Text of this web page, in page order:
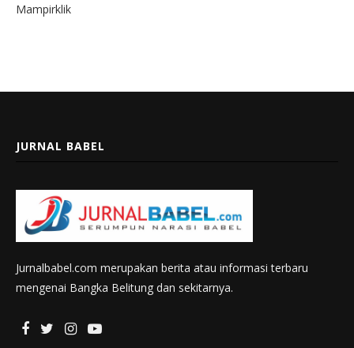
Mampirklik
JURNAL BABEL
Jurnalbabel.com merupakan berita atau informasi terbaru
mengenai Bangka Belitung dan sekitarnya.